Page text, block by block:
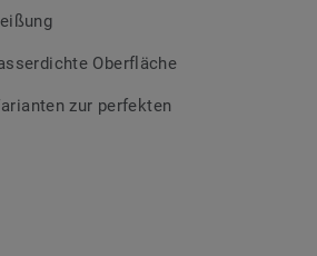
sich auch besondere
Oberfläche
zur perfekten